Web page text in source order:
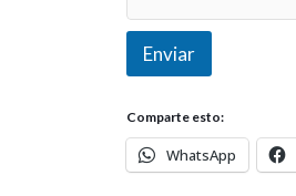
Enviar
Comparte esto:
WhatsApp